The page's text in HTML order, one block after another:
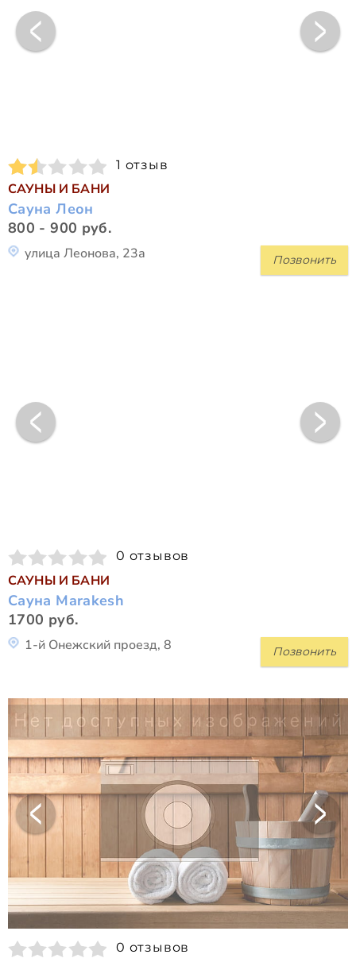
1 отзыв
САУНЫ И БАНИ
Сауна Леон
800 - 900 руб.
Позвонить
улица Леонова, 23а
0 отзывов
САУНЫ И БАНИ
Сауна Marakesh
1700 руб.
Позвонить
1-й Онежский проезд, 8
0 отзывов